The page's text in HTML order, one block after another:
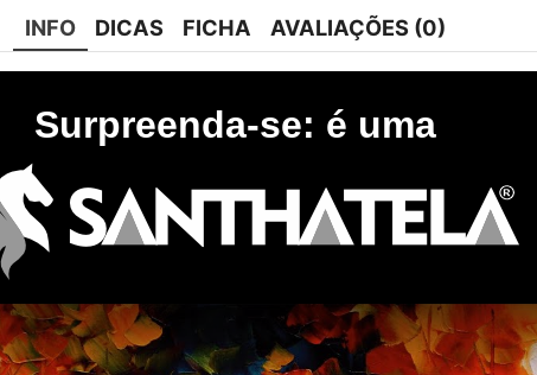
INFO DICAS FICHA AVALIAÇÕES (0)
Surpreenda-se: é uma